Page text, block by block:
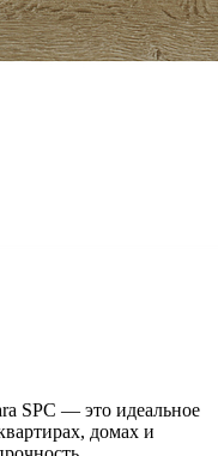
SPC — это идеальное
домах и